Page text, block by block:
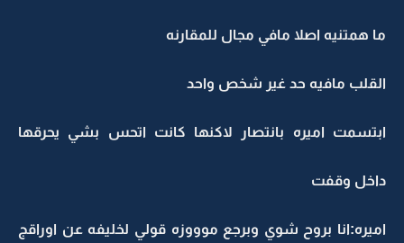
ما همتنيه اصلا مافي مجال للمقارنه
القلب مافيه حد غير شخص واحد
ابتسمت اميره بانتصار لاكنها كانت اتحس بشي يحرقها
داخل وقفت
اميره:انا بروح شوي وبرجع موووزه قولي لخليفه عن اوراقج